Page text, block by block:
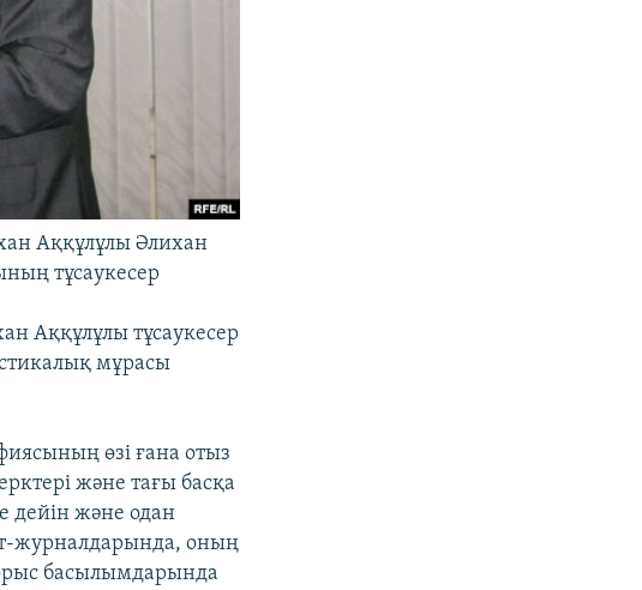
Аққұлұлы Әлихан
тұсаукесер
Аққұлұлы тұсаукесер
мұрасы
өзі ғана отыз
және тағы басқа
дейін және одан
журналдарында, оның
басылымдарында